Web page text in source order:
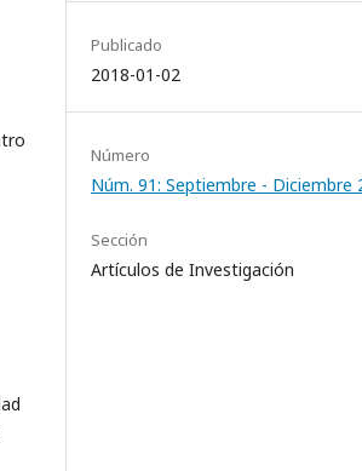
Publicado
2018-01-02
Número
Núm. 91: Septiembre - Diciembre
Sección
Artículos de Investigación